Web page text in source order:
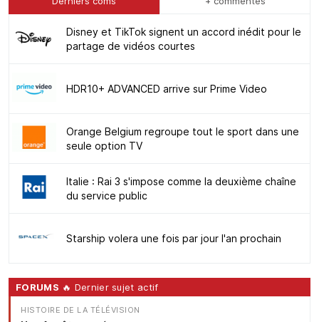
Disney et TikTok signent un accord inédit pour le
partage de vidéos courtes
HDR10+ ADVANCED arrive sur Prime Video
Orange Belgium regroupe tout le sport dans une
seule option TV
Italie : Rai 3 s'impose comme la deuxième chaîne
du service public
Starship volera une fois par jour l'an prochain
FORUMS 🔥 Dernier sujet actif
HISTOIRE DE LA TÉLÉVISION